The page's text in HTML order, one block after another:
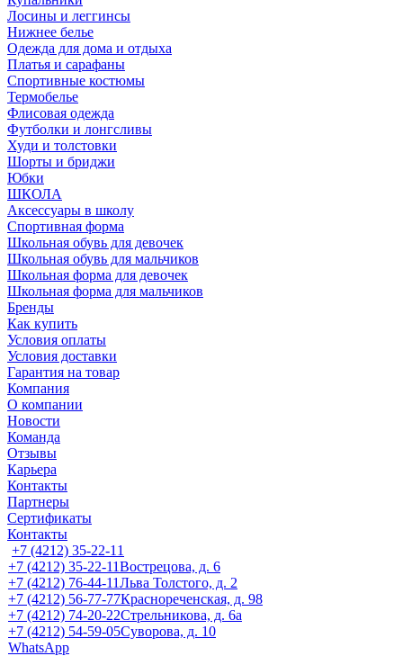
Лосины и леггинсы
Нижнее белье
Одежда для дома и отдыха
Платья и сарафаны
Спортивные костюмы
Термобелье
Флисовая одежда
Футболки и лонгсливы
Худи и толстовки
Шорты и бриджи
Юбки
ШКОЛА
Аксессуары в школу
Спортивная форма
Школьная обувь для девочек
Школьная обувь для мальчиков
Школьная форма для девочек
Школьная форма для мальчиков
Бренды
Как купить
Условия оплаты
Условия доставки
Гарантия на товар
Компания
О компании
Новости
Команда
Отзывы
Карьера
Контакты
Партнеры
Сертификаты
Контакты
+7 (4212) 35-22-11
+7 (4212) 35-22-11Вострецова, д. 6
+7 (4212) 76-44-11Льва Толстого, д. 2
+7 (4212) 56-77-77Краснореченская, д. 98
+7 (4212) 74-20-22Стрельникова, д. 6а
+7 (4212) 54-59-05Суворова, д. 10
WhatsApp